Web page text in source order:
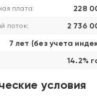
плата: 228
поток: 2 736
7 лет (без учета
14.2%
условия